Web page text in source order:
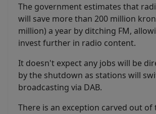
The government estimates that
will save more than 200 million
million) a year by ditching FM,
invest further in radio content.
It doesn't expect any jobs will be
by the shutdown as stations will
broadcasting via DAB.
There is an exception carved out of